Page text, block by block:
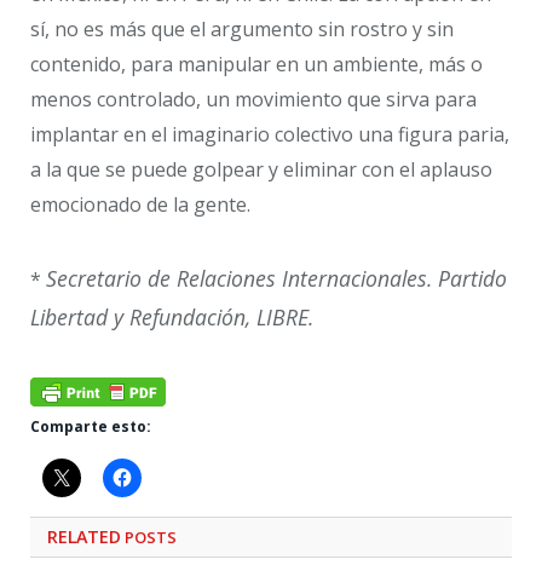
sí, no es más que el argumento sin rostro y sin
contenido, para manipular en un ambiente, más o
menos controlado, un movimiento que sirva para
implantar en el imaginario colectivo una figura paria,
a la que se puede golpear y eliminar con el aplauso
emocionado de la gente.
* Secretario de Relaciones Internacionales. Partido
Libertad y Refundación, LIBRE.
Comparte esto:
RELATED POSTS